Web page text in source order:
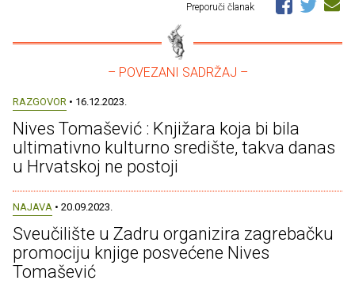
Preporuči članak
– POVEZANI SADRŽAJ –
RAZGOVOR • 16.12.2023.
Nives Tomašević : Knjižara koja bi bila
ultimativno kulturno središte, takva danas
u Hrvatskoj ne postoji
NAJAVA • 20.09.2023.
Sveučilište u Zadru organizira zagrebačku
promociju knjige posvećene Nives
Tomašević